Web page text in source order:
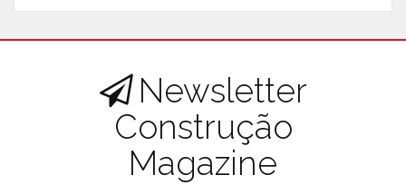
Newsletter
Construção
Magazine